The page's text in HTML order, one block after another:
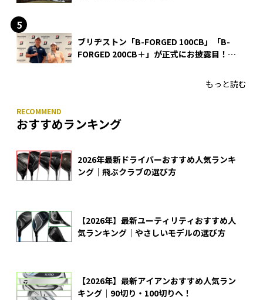
ブリヂストン「B-FORGED 100CB」「B-
FORGED 200CB＋」が正式にお披露目！
もっと読む
おすすめランキング
2026年最新ドライバーおすすめ人気ランキ
ング｜飛ぶクラブの選び方
【2026年】最新ユーティリティおすすめ人
気ランキング｜やさしいモデルの選び方
【2026年】最新アイアンおすすめ人気ラン
キング｜90切り・100切りへ！